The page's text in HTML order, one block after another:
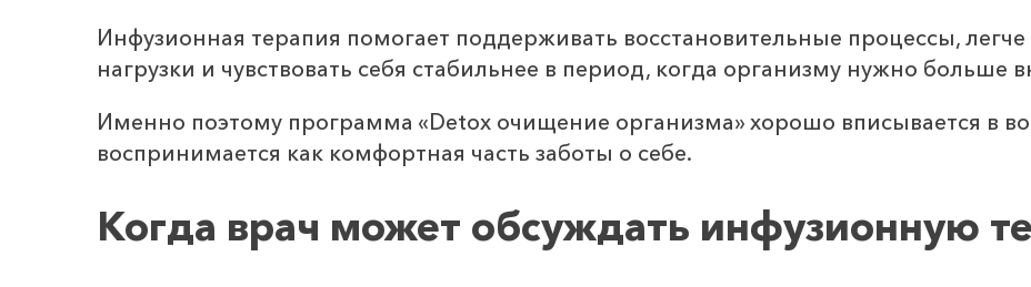
Инфузионная терапия помогает поддерживать восстановительные процессы, легче
нагрузки и чувствовать себя стабильнее в период, когда организму нужно больше
Именно поэтому программа «Detox очищение организма» хорошо вписывается в
воспринимается как комфортная часть заботы о себе.
Когда врач может обсуждать инфузионную